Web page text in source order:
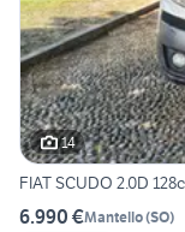
14
FIAT SCUDO 2.0D
6.990 €Mantello(SO)